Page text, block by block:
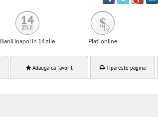
Banii inapoi in 14 zile Plati online
Adauga ca favorit Tipareste pagina